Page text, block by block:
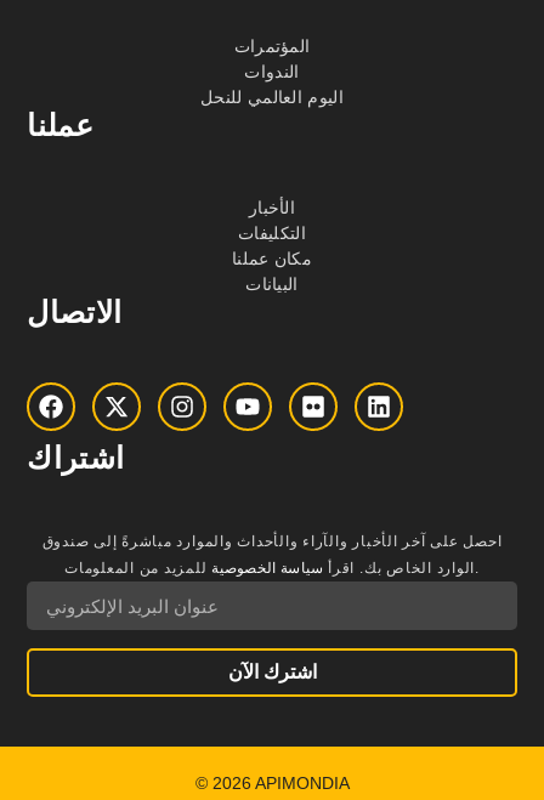
المؤتمرات
الندوات
اليوم العالمي للنحل
عملنا
الأخبار
التكليفات
مكان عملنا
البيانات
الاتصال
اشتراك
احصل على آخر الأخبار والآراء والأحداث والموارد مباشرةً إلى صندوق
الوارد الخاص بك.
اقرأ سياسة الخصوصية للمزيد من المعلومات.
اشترك الآن
© 2026 APIMONDIA